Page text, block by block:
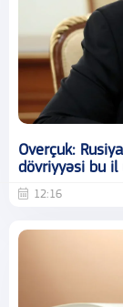
Overçuk:
dövriyyəsi bu il
12:16